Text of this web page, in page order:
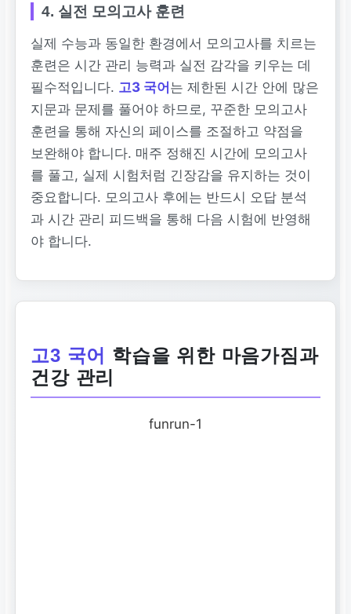
4. 실전 모의고사 훈련
실제 수능과 동일한 환경에서 모의고사를 치르는
훈련은 시간 관리 능력과 실전 감각을 키우는 데
필수적입니다. 고3 국어 는 제한된 시간 안에 많은
지문과 문제를 풀어야 하므로, 꾸준한 모의고사
훈련을 통해 자신의 페이스를 조절하고 약점을
보완해야 합니다. 매주 정해진 시간에 모의고사
를 풀고, 실제 시험처럼 긴장감을 유지하는 것이
중요합니다. 모의고사 후에는 반드시 오답 분석
과 시간 관리 피드백을 통해 다음 시험에 반영해
야 합니다.
고3 국어 학습을 위한 마음가짐과
건강 관리
funrun-1